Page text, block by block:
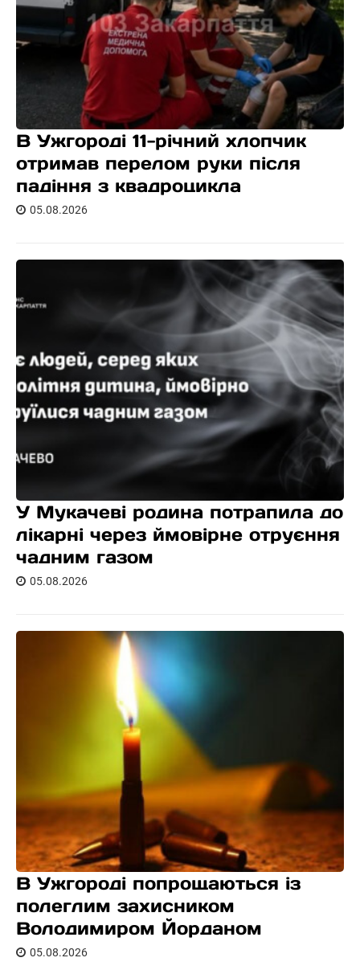
В Ужгороді 11-річний хлопчик
отримав перелом руки після
падіння з квадроцикла
05.08.2026
У Мукачеві родина потрапила до
лікарні через ймовірне отруєння
чадним газом
05.08.2026
В Ужгороді попрощаються із
полеглим захисником
Володимиром Йорданом
05.08.2026